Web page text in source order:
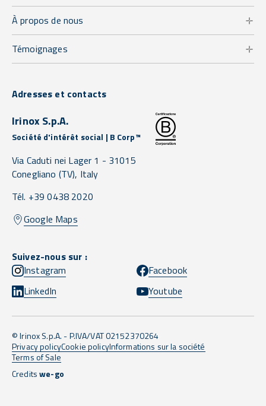
À propos de nous
Témoignages
Adresses et contacts
Irinox S.p.A.
Société d'intérêt social | B Corp™
Via Caduti nei Lager 1 - 31015
Conegliano (TV), Italy
Tél. +39 0438 2020
Google Maps
Suivez-nous sur :
Instagram
Facebook
LinkedIn
Youtube
© Irinox S.p.A. - P.IVA/VAT 02152370264
Privacy policyCookie policyInformations sur la société
Terms of Sale
Creditswe-go